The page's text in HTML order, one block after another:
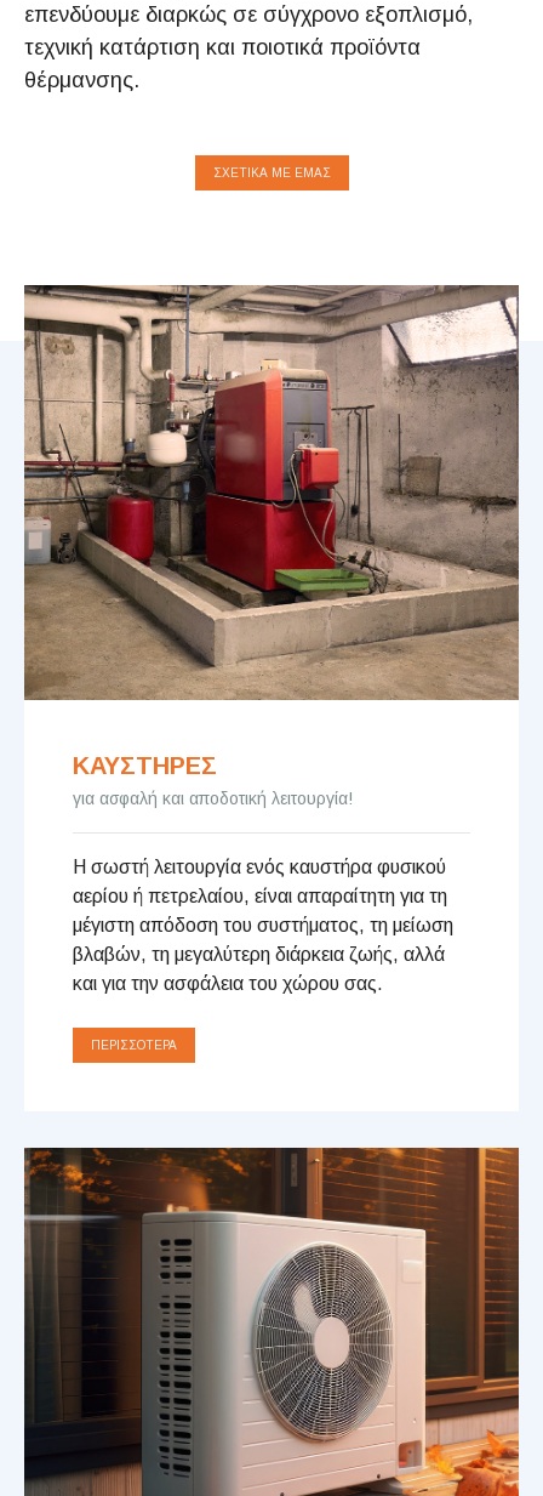
επενδύουμε διαρκώς σε σύγχρονο εξοπλισμό,
τεχνική κατάρτιση και ποιοτικά προϊόντα
θέρμανσης.
ΣΧΕΤΙΚΆ ΜΕ ΕΜΑΣ
ΚΑΥΣΤΗΡΕΣ
για ασφαλή και αποδοτική λειτουργία!
Η σωστή λειτουργία ενός καυστήρα φυσικού
αερίου ή πετρελαίου, είναι απαραίτητη για τη
μέγιστη απόδοση του συστήματος, τη μείωση
βλαβών, τη μεγαλύτερη διάρκεια ζωής, αλλά
και για την ασφάλεια του χώρου σας.
ΠΕΡΙΣΣΌΤΕΡΑ